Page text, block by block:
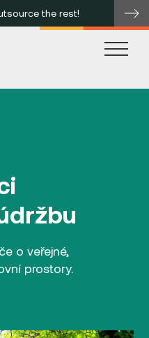
the rest!
o veřejné,
prostory.